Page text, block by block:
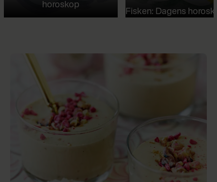
horoskop
Fisken: Dagens